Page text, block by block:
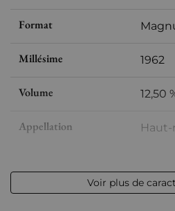
Format
Millésime 1962
Volume 12,50
Appellation
Etiquette
Voir plus de